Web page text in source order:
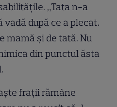
„Tata n-a
după ce a plecat.
mamă și de tată. Nu
din punctul ăsta
frații rămâne